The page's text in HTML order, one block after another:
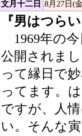
文月十二日 8月27日(
『男はつら
1969年の今
公開されま
って縁日で
ってます。
ですが、人
い。そんな